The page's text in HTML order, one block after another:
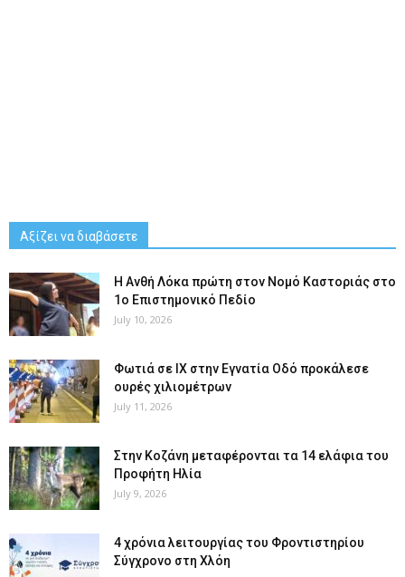
Αξίζει να διαβάσετε
Η Ανθή Λόκα πρώτη στον Νομό Καστοριάς στο
1ο Επιστημονικό Πεδίο
July 10, 2026
Φωτιά σε ΙΧ στην Εγνατία Οδό προκάλεσε
ουρές χιλιομέτρων
July 11, 2026
Στην Κοζάνη μεταφέρονται τα 14 ελάφια του
Προφήτη Ηλία
July 9, 2026
4 χρόνια λειτουργίας του Φροντιστηρίου
Σύγχρονο στη Χλόη